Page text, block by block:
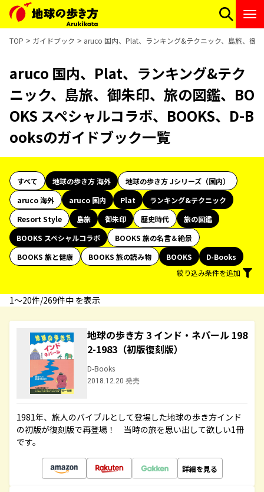
TOP ガイドブック aruco 国内、Plat、ランキング&テクニック、島旅、御
aruco 国内、Plat、ランキング&テク
ニック、島旅、御朱印、旅の図鑑、BO
OKS スペシャルコラボ、BOOKS、D-B
ooksのガイドブック一覧
すべて 地球の歩き方 海外
地球の歩き方 Jシリーズ（国内）
aruco 海外
aruco 国内 Plat
ランキング&テクニック
Resort Style
島旅 御朱印 歴史時代
旅の図鑑
BOOKS スペシャルコラボ
BOOKS 旅の名言＆絶景
BOOKS 旅と健康
BOOKS 旅の読み物 BOOKS
D-Books
絞り込み条件を追加
1〜20件/269件中 を表示
地球の歩き方 3 インド・ネパール 198
2-1983（初版復刻版）
D-Books
2018.12.20 発売
1981年、旅人のバイブルとして登場した地球の歩き方インド
の初版が復刻版で再登場！ 当時の旅を思い出して欲しい1冊
です。
詳細を見る